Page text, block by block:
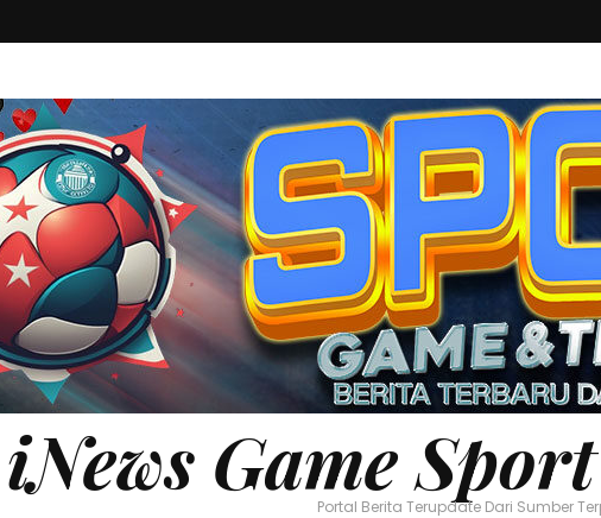
iNews GamePortal Berita Terupdate Dari Sumber